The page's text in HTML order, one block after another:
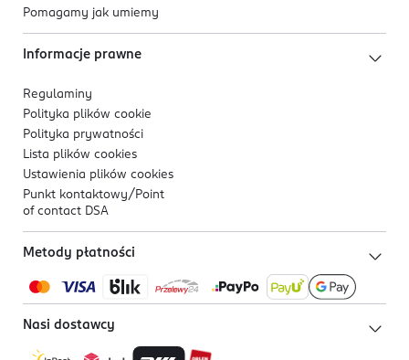
Pomagamy jak umiemy
Informacje prawne
Regulaminy
Polityka plików cookie
Polityka prywatności
Lista plików cookies
Ustawienia plików cookies
Punkt kontaktowy/ Point
of contact DSA
Metody płatności
Nasi dostawcy